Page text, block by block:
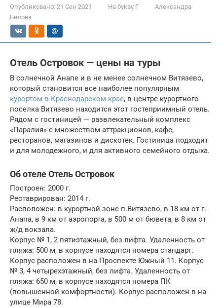
Опубликовано: 21 Сен 2021 На букву Г
Александра
Белова
Отель Островок — цены на туры
В солнечной Анапе и в не менее солнечном Витязево,
который становится все наиболее популярным
курортом в Краснодарском крае, в центре курортного
поселка Витязево находится этот гостеприимный отель.
Рядом с гостиницей — развлекательный комплекс
«Паралия» с множеством аттракционов, кафе,
ресторанов, магазинов и дискотек. Гостиница подходит
и для молодежного, и для активного семейного отдыха.
Об отеле Отель Островок
Построен: 2000 г.
Реставрирован: 2014 г.
Расположен: в курортной зоне п.Витязево, в 18 км от г.
Анапа, в 9 км от аэропорта, в 500 м от бювета, в 8 км от
ж/д вокзала.
Корпус № 1, 2 пятиэтажный, без лифта. Удаленность от
пляжа: 500 м, в корпусе находятся номера стандарт.
Корпус расположен в на Проспекте Южный 11. Корпус
№ 3, 4 четырехэтажный, без лифта. Удаленность от
пляжа: 650 м, в корпусе находятся номера ПК
(повышенной комфортности). Корпус расположен в на
улице Мира 78.